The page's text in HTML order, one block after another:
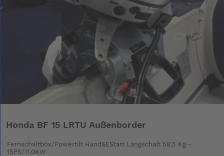
Honda BF 15 LRTU Außenborder
Fernschaltbox/Powertilt Hand&EStart Langschaft 58,5 Kg -
15PS/11,0KW